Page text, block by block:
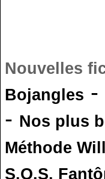
Nouvelles
Bojangles -
- Nos plus
Méthode
S.O.S.